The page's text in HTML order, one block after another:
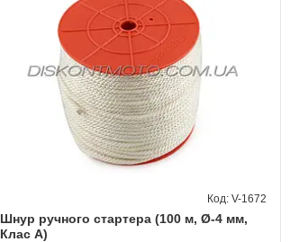
Шнур ручного стартера (100 м, Ø-4 мм,
Клас A)
V-1672